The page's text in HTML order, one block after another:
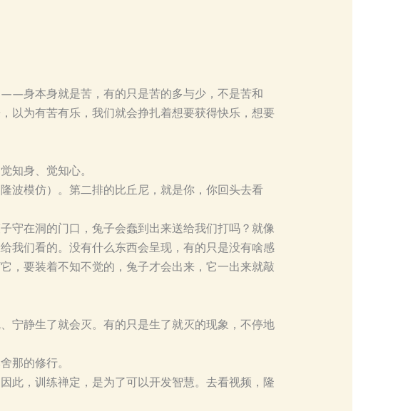
身本身就是苦，有的只是苦的多与少，不是苦和
以为有苦有乐，我们就会挣扎着想要获得快乐，想要
知身、觉知心。
波模仿）。第二排的比丘尼，就是你，你回头去看
守在洞的门口，兔子会蠢到出来送给我们打吗？就像
我们看的。没有什么东西会呈现，有的只是没有啥感
，要装着不知不觉的，兔子才会出来，它一出来就敲
宁静生了就会灭。有的只是生了就灭的现象，不停地
那的修行。
此，训练禅定，是为了可以开发智慧。去看视频，隆